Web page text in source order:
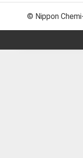
© Nippon